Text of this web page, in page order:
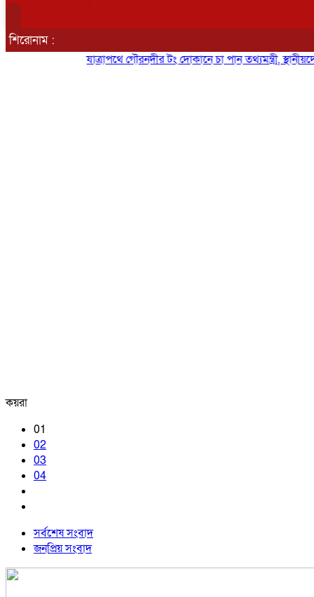
শিরোনাম :
যাত্রাপথে গৌরনদীর টং দোকানে চা পান তথ্যমন্ত্রী, স্থানীয়দের
কয়রা
01
02
03
04
সর্বশেষ সংবাদ
জনপ্রিয় সংবাদ